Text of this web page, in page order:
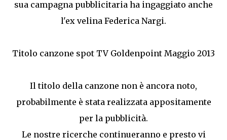
sua campagna pubblicitaria ha ingaggiato anche
l'ex velina Federica Nargi.
Titolo canzone spot TV Goldenpoint Maggio 2013
Il titolo della canzone non è ancora noto,
probabilmente è stata realizzata appositamente
per la pubblicità.
Le nostre ricerche continueranno e presto vi